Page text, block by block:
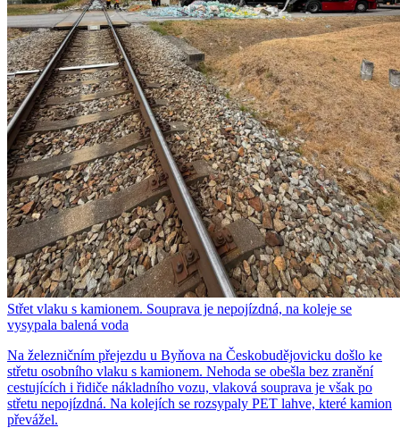
Střet vlaku s kamionem. Souprava je nepojízdná, na koleje se
vysypala balená voda
Na železničním přejezdu u Byňova na Českobudějovicku došlo ke
střetu osobního vlaku s kamionem. Nehoda se obešla bez zranění
cestujících i řidiče nákladního vozu, vlaková souprava je však po
střetu nepojízdná. Na kolejích se rozsypaly PET lahve, které kamion
převážel.